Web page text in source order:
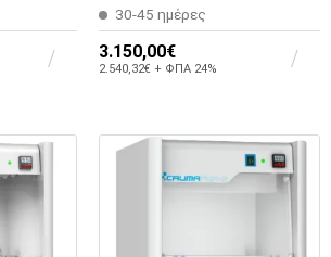
30-45 ημέρες
3.150,00€
2.540,32€ + ΦΠΑ 24%